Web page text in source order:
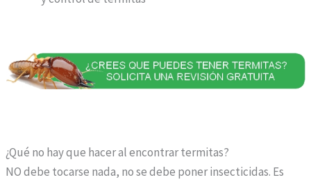
¿Qué no hay que hacer al encontrar termitas?
NO debe tocarse nada, no se debe poner insecticidas. Es